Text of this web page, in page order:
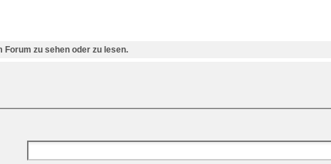
Forum zu sehen oder zu lesen.